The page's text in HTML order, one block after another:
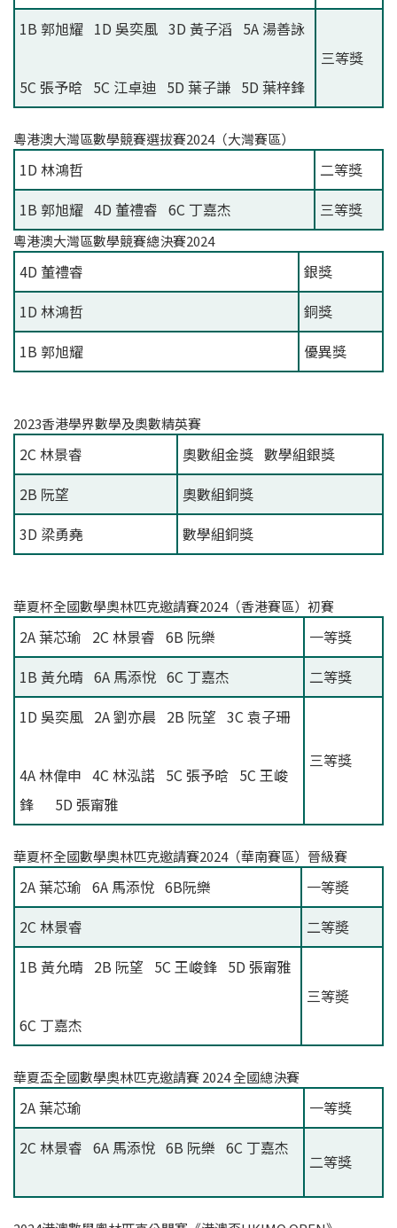
1B 郭旭耀 1D 吳奕風 3D 黃子滔 5A 湯善詠
5C 張予晗 5C 江卓迪 5D 葉子謙 5D 葉梓鋒
三等獎
粵港澳大灣區數學競賽選拔賽2024（大灣賽區）
1D 林鴻哲
二等獎
1B 郭旭耀 4D 董禮睿 6C 丁嘉杰
三等獎
粵港澳大灣區數學競賽總決賽2024
4D 董禮睿
銀獎
1D 林鴻哲
銅獎
1B 郭旭耀
優異獎
2023香港學界數學及奧數精英賽
2C 林景睿
奧數組金獎 數學組銀獎
2B 阮望
奧數組銅獎
3D 梁勇堯
數學組銅獎
華夏杯全國數學奧林匹克邀請賽2024（香港賽區）初賽
2A 葉芯瑜 2C 林景睿 6B 阮樂
一等獎
1B 黃允晴 6A 馬添悅 6C 丁嘉杰
二等獎
1D 吳奕風 2A 劉亦晨 2B 阮望 3C 袁子珊
4A 林偉申 4C 林泓諾 5C 張予晗 5C 王峻
鋒 5D 張甯雅
三等獎
華夏杯全國數學奧林匹克邀請賽2024（華南賽區）晉級賽
2A 葉芯瑜 6A 馬添悅 6B阮樂
一等奬
2C 林景睿
二等奬
1B 黃允晴 2B 阮望 5C 王峻鋒 5D 張甯雅
6C 丁嘉杰
三等奬
華夏盃全國數學奧林匹克邀請賽 2024 全國總決賽
2A 葉芯瑜
一等獎
2C 林景睿 6A 馬添悅 6B 阮樂 6C 丁嘉杰
二等獎